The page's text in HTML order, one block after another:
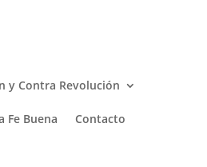
y Contra Revolución
Fe Buena Contacto